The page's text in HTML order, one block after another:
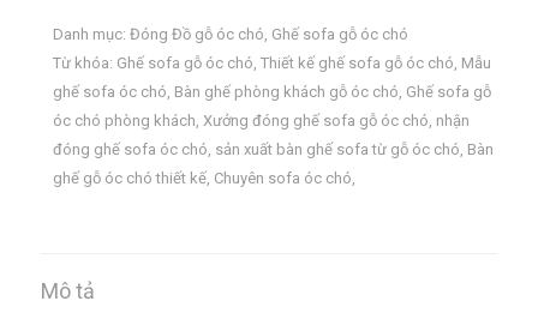
Danh mục: Đóng Đồ gỗ óc chó, Ghế sofa gỗ óc chó
Từ khóa: Ghế sofa gỗ óc chó, Thiết kế ghế sofa gỗ óc chó, Mẫu
ghế sofa óc chó, Bàn ghế phòng khách gỗ óc chó, Ghế sofa gỗ
óc chó phòng khách, Xưởng đóng ghế sofa gỗ óc chó, nhận
đóng ghế sofa óc chó, sản xuất bàn ghế sofa từ gỗ óc chó, Bàn
ghế gỗ óc chó thiết kế, Chuyên sofa óc chó,
Mô tả